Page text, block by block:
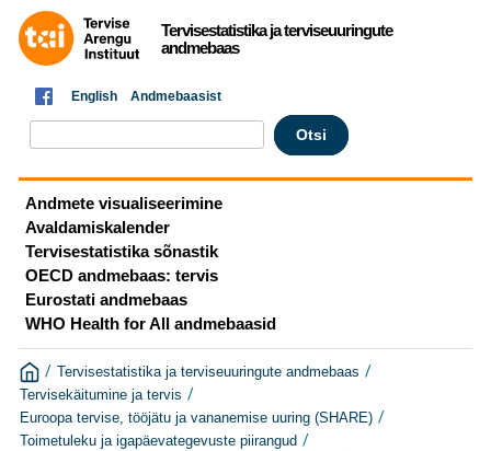
Tervisestatistika ja terviseuuringute
andmebaas
English Andmebaasist
Andmete visualiseerimine
Avaldamiskalender
Tervisestatistika sõnastik
OECD andmebaas: tervis
Eurostati andmebaas
WHO Health for All andmebaasid
/ Tervisestatistika ja terviseuuringute andmebaas /
Tervisekäitumine ja tervis /
Euroopa tervise, tööjätu ja vananemise uuring (SHARE) /
Toimetuleku ja igapäevategevuste piirangud /